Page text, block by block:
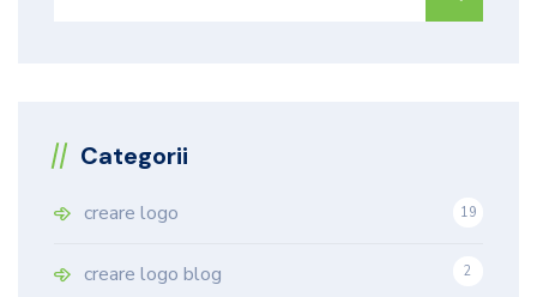
Categorii
creare logo
19
creare logo blog 2